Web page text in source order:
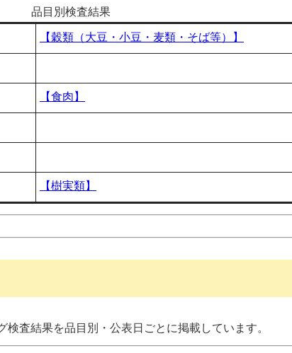
品目別検査結果
【穀類（大豆・小豆・麦類・そば等）】
【食肉】
【樹実類】
査結果を品目別・公表日ごとに掲載しています。